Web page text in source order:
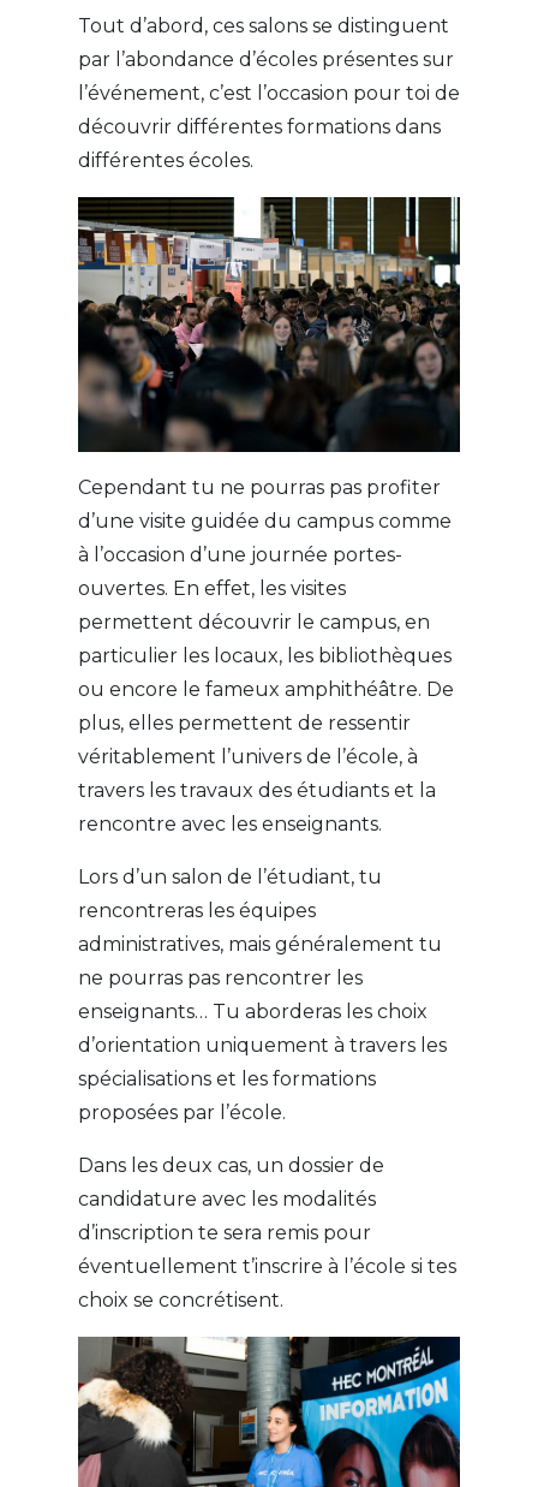
Tout d’abord, ces salons se distinguent
par l’abondance d’écoles présentes sur
l’événement, c’est l’occasion pour toi de
découvrir différentes formations dans
différentes écoles.
Cependant tu ne pourras pas profiter
d’une visite guidée du campus comme
à l’occasion d’une journée portes-
ouvertes. En effet, les visites
permettent découvrir le campus, en
particulier les locaux, les bibliothèques
ou encore le fameux amphithéâtre. De
plus, elles permettent de ressentir
véritablement l’univers de l’école, à
travers les travaux des étudiants et la
rencontre avec les enseignants.
Lors d’un salon de l’étudiant, tu
rencontreras les équipes
administratives, mais généralement tu
ne pourras pas rencontrer les
enseignants… Tu aborderas les choix
d’orientation uniquement à travers les
spécialisations et les formations
proposées par l’école.
Dans les deux cas, un dossier de
candidature avec les modalités
d’inscription te sera remis pour
éventuellement t’inscrire à l’école si tes
choix se concrétisent.